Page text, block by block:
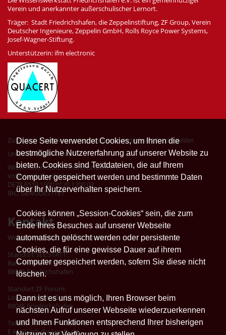
Diese Seite verwendet Cookies, um Ihnen die
bestmögliche Nutzererfahrung auf unserer Website zu
bieten. Cookies sind Textdateien, die auf Ihrem
Computer gespeichert werden und bestimmte Daten
über Ihr Nutzerverhalten speichern.
Cookies können „Session-Cookies“ sein, die zum
Ende Ihres Besuches auf unserer Webseite
automatisch gelöscht werden oder persistente
Cookies, die für eine gewisse Dauer auf ihrem
Computer gespeichert werden, sofern Sie diese nicht
löschen.
Dann ist es uns möglich, Ihren Browser beim
nächsten Aufruf unserer Webseite wiederzuerkennen
und Ihnen Funktionen entsprechend Ihrer bisherigen
Verein und anerkannter außerschulischer Lernort.
Träger: Stadt Friedrichshafen, die Zeppelinstiftung, ZF Group, Verein
Deutscher Ingenieure, Zeppelin GmbH, Rolls Royce Power Systems,
Josef-Wagner-Stiftung.
Unterstützerin: ifm electronic
Zusätzlich finanzieren wir uns über Spenden und Fördergelder.
Unser Spendenkonto:
Wissenswerkstatt Friedrichshafen e.V.
Volksbank Friedrichshafen
DE78 6519 1500 0120 1200 03
BIC: GENODES1TET
Kontakt
Wissenswerkstatt Friedrichshafen
Standort SEE.STATT:
Bahnhofplatz 1
88045 Friedrichshafen
Standort ZF Forum:
Löwentaler Straße 20
88045 Friedrichshafen
Telefon: +49 7541 40299-11
E-Mail:info@wiwe-fn.de